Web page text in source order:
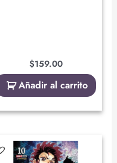
$159.00
Añadir al carrito